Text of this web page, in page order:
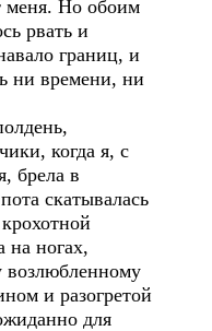
меня. Но обоим
рвать и
границ, и
ни времени, ни
когда я, с
брела в
скатывалась
на ногах,
возлюбленному
и разогретой
для